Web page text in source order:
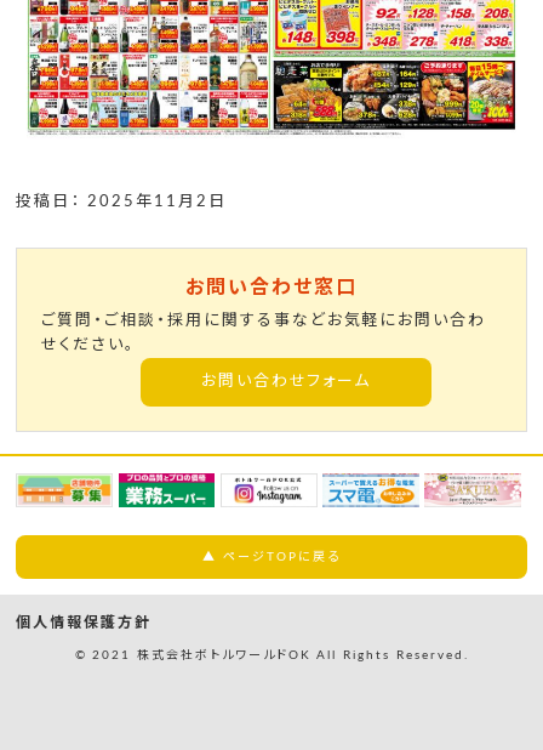
投稿日： 2025年11月2日
お問い合わせ窓口
ご質問・ご相談・採用に関する事などお気軽にお問い合わ
せください。
お問い合わせフォーム
▲ ページTOPに戻る
個人情報保護方針
© 2021 株式会社ボトルワールドOK All Rights Reserved.